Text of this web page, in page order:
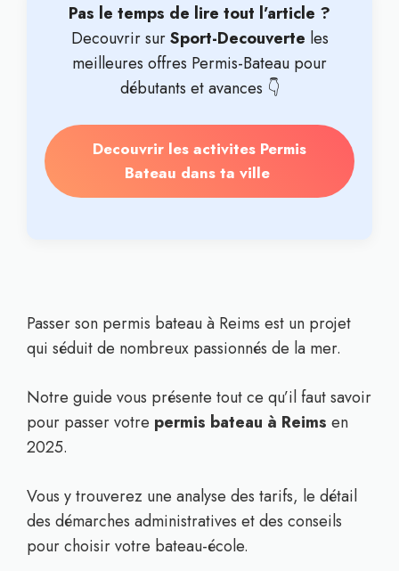
Pas le temps de lire tout l’article ?
Decouvrir surSport-Decouverte les
meilleures offres Permis-Bateau pour
débutants et avances 👇
Decouvrir les activites Permis
Bateau dans ta ville
Passer son permis bateau à Reims est un projet
qui séduit de nombreux passionnés de la mer.
Notre guide vous présente tout ce qu’il faut savoir
pour passer votre permis bateau à Reims en
2025.
Vous y trouverez une analyse des tarifs, le détail
des démarches administratives et des conseils
pour choisir votre bateau-école.